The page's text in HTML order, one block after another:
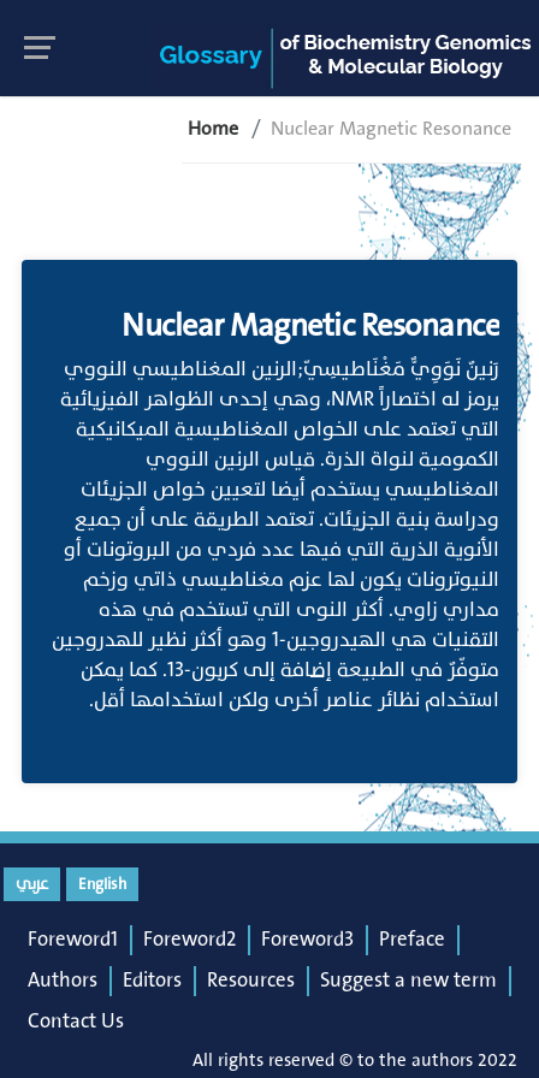
Home Nuclear Magnetic Resonance
Nuclear Magnetic Resonance
رَنينٌ نَوَوِيٌّ مَغْنَاطيسِيّ;الرنين المغناطيسي النووي
يرمز له اختصاراً NMR، وهي إحدى الظواهر الفيزيائية
التي تعتمد على الخواص المغناطيسية الميكانيكية
الكمومية لنواة الذرة. قياس الرنين النووي
المغناطيسي يستخدم أيضا لتعيين خواص الجزيئات
ودراسة بنية الجزيئات. تعتمد الطريقة على أن جميع
الأنوية الذرية التي فيها عدد فردي من البروتونات أو
النيوترونات يكون لها عزم مغناطيسي ذاتي وزخم
مداري زاوي. أكثر النوى التي تستخدم في هذه
التقنيات هي الهيدروجين-1 وهو أكثر نظير للهدروجين
متوفّرٌ في الطبيعة إضافة إلى كربون-13. كما يمكن
استخدام نظائر عناصر أخرى ولكن استخدامها أقل.
English عربي
Foreword1 Foreword2 Foreword3
Preface
Authors
Editors Resources
Suggest a new term
Contact Us
All rights reserved © to the authors 2022